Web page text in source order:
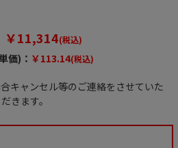
￥11,314(税込)
価)： ￥113.14(税込)
キャンセル等のご連絡をさせていた
だきます。